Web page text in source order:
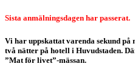
Sista anmälningsdagen har passerat.
Vi har uppskattat varenda sekund på
två nätter på hotell i Huvudstaden.
”Mat för livet”-mässan.